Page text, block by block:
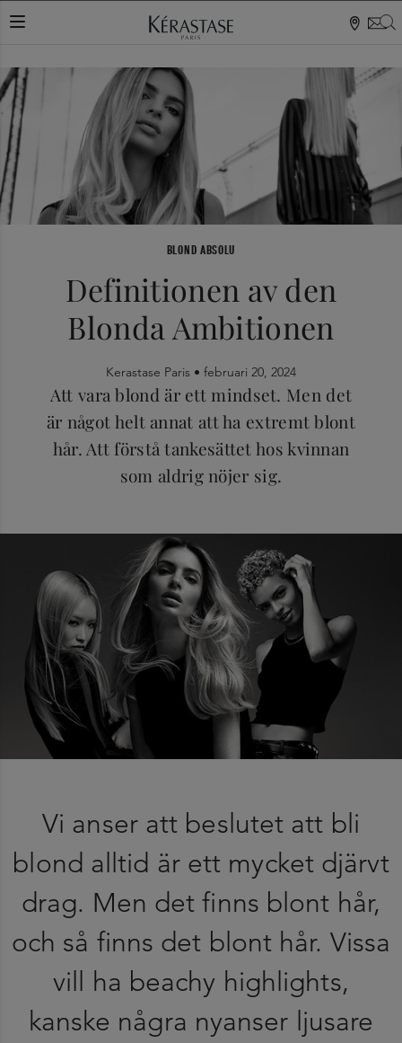
VÄXLA NAVIGERING
BLOND ABSOLU
Definitionen av den
Blonda Ambitionen
Kerastase Paris • februari 20, 2024
Att vara blond är ett mindset. Men det
är något helt annat att ha extremt blont
hår. Att förstå tankesättet hos kvinnan
som aldrig nöjer sig.
Vi anser att beslutet att bli
blond alltid är ett mycket djärvt
drag. Men det finns blont hår,
och så finns det blont hår. Vissa
vill ha beachy highlights,
kanske några nyanser ljusare